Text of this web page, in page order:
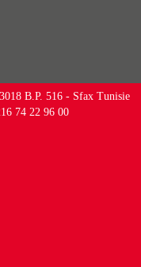
B.P. 516 - Sfax Tunisie
74 22 96 00